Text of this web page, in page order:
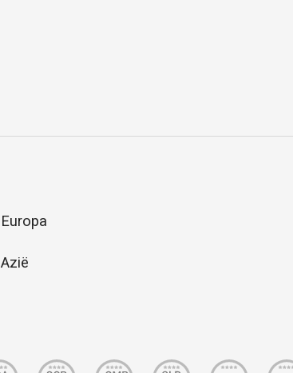
Europa
Azië